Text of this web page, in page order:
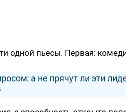
одной пьесы. Первая:
а не прячут ли эти